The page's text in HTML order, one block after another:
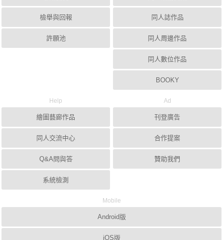
檢舉與回報
許願池
同人誌作品
同人周邊作品
同人數位作品
BOOKY
Help
繪圖藝廊作品
同人交流中心
Q&A問與答
系統檢測
Ad
刊登廣告
合作提案
贊助我們
Mobile
Android版
iOS版